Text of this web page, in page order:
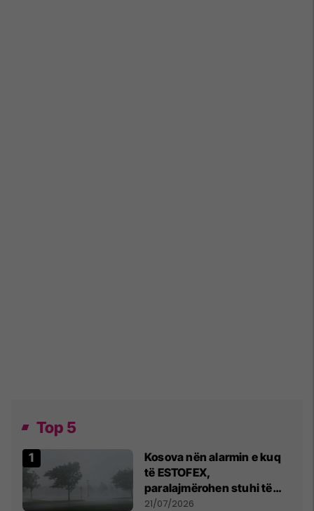
Top 5
Kosova nën alarmin e kuq
të ESTOFEX,
paralajmërohen stuhi të
fuqishme me breshër dhe
21/07/2026